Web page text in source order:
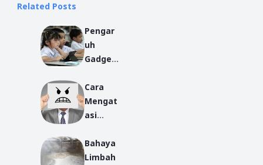
Related Posts
Pengar
uh
Gadget
ap
Peserta
Didik
Cara
Mengat
asi
dalam
Perspe
Bahaya
Limbah